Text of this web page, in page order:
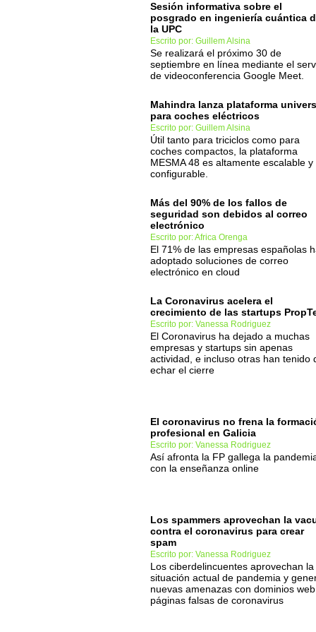
Sesión informativa sobre el
posgrado en ingeniería cuántica
la UPC
Escrito por: Guillem Alsina
Se realizará el próximo 30 de
septiembre en línea mediante el
de videoconferencia Google Meet.
Mahindra lanza plataforma
para coches eléctricos
Escrito por: Guillem Alsina
Útil tanto para triciclos como para
coches compactos, la plataforma
MESMA 48 es altamente escalable y
configurable.
Más del 90% de los fallos de
seguridad son debidos al correo
electrónico
Escrito por: Africa Orenga
El 71% de las empresas españolas
adoptado soluciones de correo
electrónico en cloud
La Coronavirus acelera el
crecimiento de las startups
Escrito por: Vanessa Rodriguez
El Coronavirus ha dejado a muchas
empresas y startups sin apenas
actividad, e incluso otras han tenido
echar el cierre
El coronavirus no frena la
profesional en Galicia
Escrito por: Vanessa Rodriguez
Así afronta la FP gallega la
con la enseñanza online
Los spammers aprovechan la
contra el coronavirus para crear
spam
Escrito por: Vanessa Rodriguez
Los ciberdelincuentes aprovechan la
situación actual de pandemia y
nuevas amenazas con dominios
páginas falsas de coronavirus